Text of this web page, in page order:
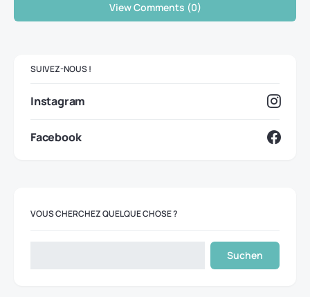
View Comments (0)
SUIVEZ-NOUS !
Instagram
Facebook
VOUS CHERCHEZ QUELQUE CHOSE ?
Suchen